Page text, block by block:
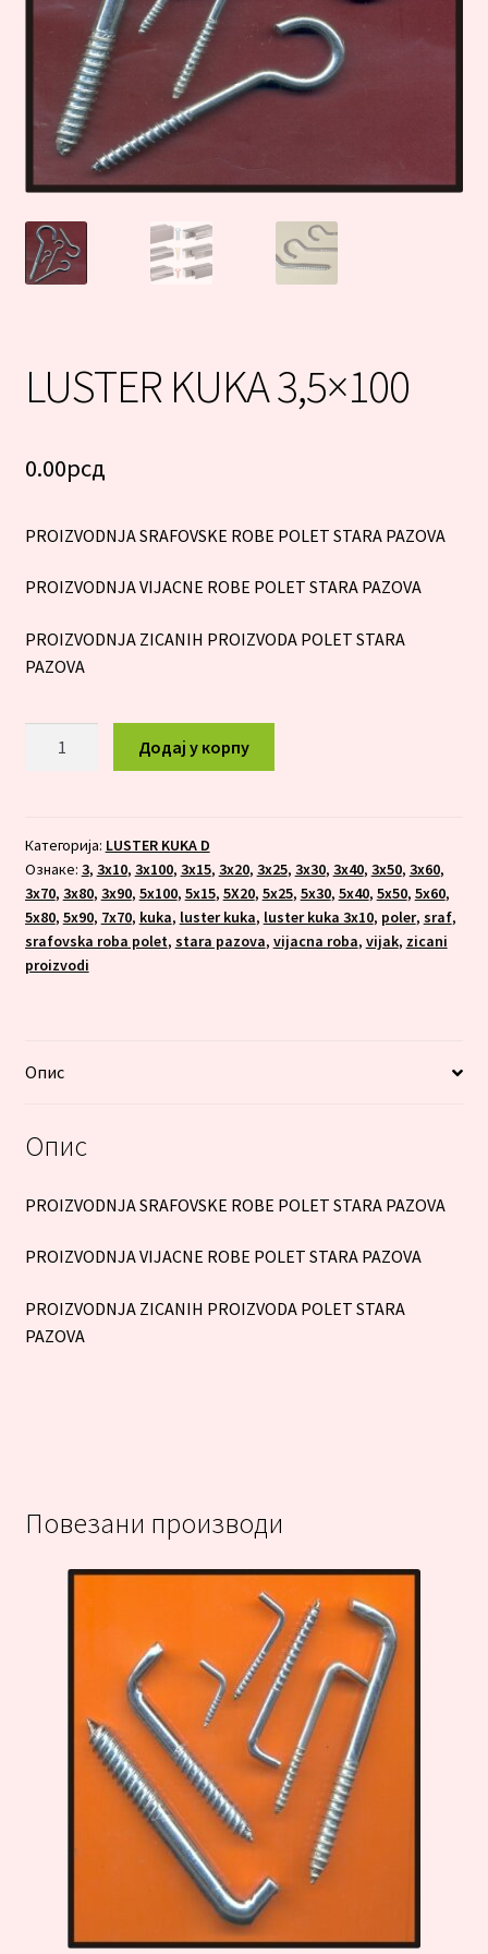
LUSTER KUKA 3,5×100
0.00рсд
PROIZVODNJA SRAFOVSKE ROBE POLET STARA PAZOVA
PROIZVODNJA VIJACNE ROBE POLET STARA PAZOVA
PROIZVODNJA ZICANIH PROIZVODA POLET STARA
PAZOVA
Додај у корпу
Категорија: LUSTER KUKA D
Ознаке: 3, 3x10, 3x100, 3x15, 3x20, 3x25, 3x30, 3x40, 3x50, 3x60,
3x70, 3x80, 3x90, 5x100, 5x15, 5X20, 5x25, 5x30, 5x40, 5x50, 5x60,
5x80, 5x90, 7x70, kuka, luster kuka, luster kuka 3x10, poler, sraf,
srafovska roba polet, stara pazova, vijacna roba, vijak, zicani
proizvodi
Опис
Опис
PROIZVODNJA SRAFOVSKE ROBE POLET STARA PAZOVA
PROIZVODNJA VIJACNE ROBE POLET STARA PAZOVA
PROIZVODNJA ZICANIH PROIZVODA POLET STARA
PAZOVA
Повезани производи